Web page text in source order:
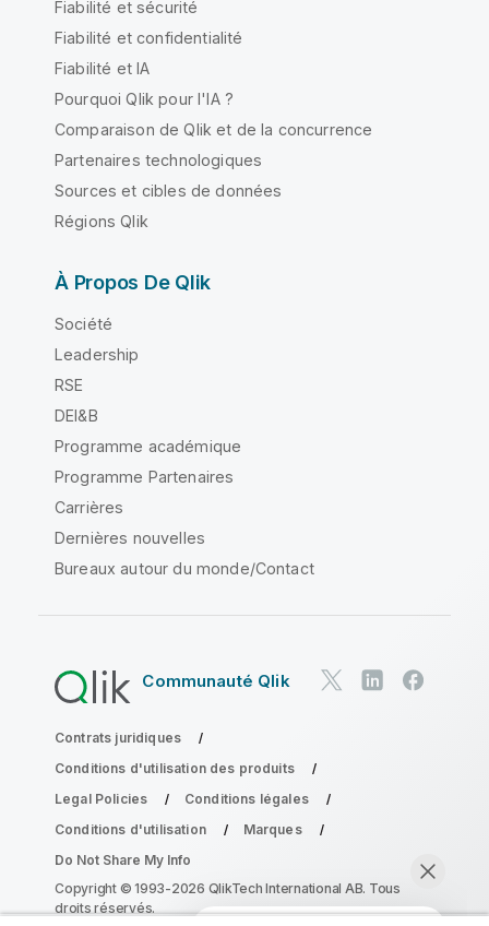
Fiabilité et sécurité
Fiabilité et confidentialité
Fiabilité et IA
Pourquoi Qlik pour l'IA ?
Comparaison de Qlik et de la concurrence
Partenaires technologiques
Sources et cibles de données
Régions Qlik
À Propos De Qlik
Société
Leadership
RSE
DEI&B
Programme académique
Programme Partenaires
Carrières
Dernières nouvelles
Bureaux autour du monde/Contact
Communauté Qlik
Contrats juridiques
Conditions d'utilisation des produits
Legal Policies
Conditions légales
Conditions d'utilisation
Marques
Do Not Share My Info
Copyright © 1993-2026 QlikTech International AB. Tous
droits réservés.